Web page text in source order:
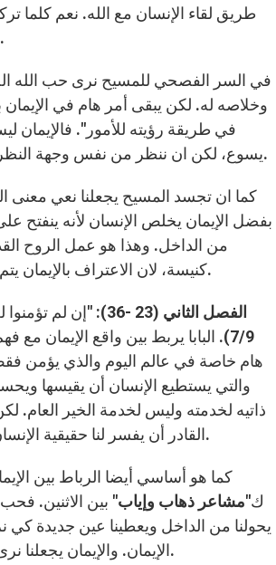
طريق لقاء الإنسان مع الله. نعم كلما
الأوثان التي تحيط بنا.
وخلاصه له. لكن يبقى أمر هام في
في طريقة رؤيته للأمور". فالإيمان
يسوع، لكن ان ننظر من نفس وجهة النظر ليسوع، ننظر بعينيه.
بفضل الإيمان يخلص الإنسان لأنه ينفتح
من الداخل. وهذا هو عمل الروح
كنيسة، لان الاعتراف بالإيمان يتم داخل جسد الكنيسة.
الفصل الثاني (23 -36):
"إن لم
7/9). البابا يربط بين واقع الإيمان مع
هام خاصة في عالم اليوم والذي يؤمن فقط
والتي يستطيع الإنسان أن يقيسها
ذاتيه لخدمته وليس لخدمة الخير العام. لكن
القادر أن يفسر لنا حقيقية الإنسان والمجتمع المعاصر.
ك"مشاعر ذهاب وإياب" بين الاثنين.
يحولنا من الداخل ويعطينا عين جديدة كي
الإيمان. والإيمان يجعلنا نرى حب الله أكثر وأكثر.